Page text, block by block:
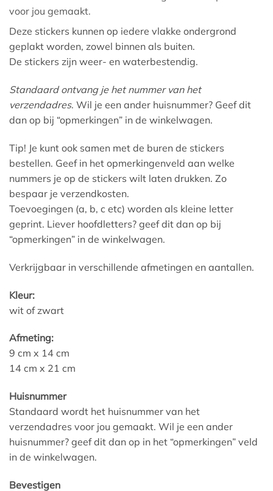
voor jou gemaakt.
Deze stickers kunnen op iedere vlakke ondergrond
geplakt worden, zowel binnen als buiten.
De stickers zijn weer- en waterbestendig.
Standaard ontvang je het nummer van het
verzendadres. Wil je een ander huisnummer? Geef dit
dan op bij “opmerkingen” in de winkelwagen.
Tip! Je kunt ook samen met de buren de stickers
bestellen. Geef in het opmerkingenveld aan welke
nummers je op de stickers wilt laten drukken. Zo
bespaar je verzendkosten.
Toevoegingen (a, b, c etc) worden als kleine letter
geprint. Liever hoofdletters? geef dit dan op bij
“opmerkingen” in de winkelwagen.
Verkrijgbaar in verschillende afmetingen en aantallen.
Kleur:
wit of zwart
Afmeting:
9 cm x 14 cm
14 cm x 21 cm
Huisnummer
Standaard wordt het huisnummer van het
verzendadres voor jou gemaakt. Wil je een ander
huisnummer? geef dit dan op in het “opmerkingen” veld
in de winkelwagen.
Bevestigen